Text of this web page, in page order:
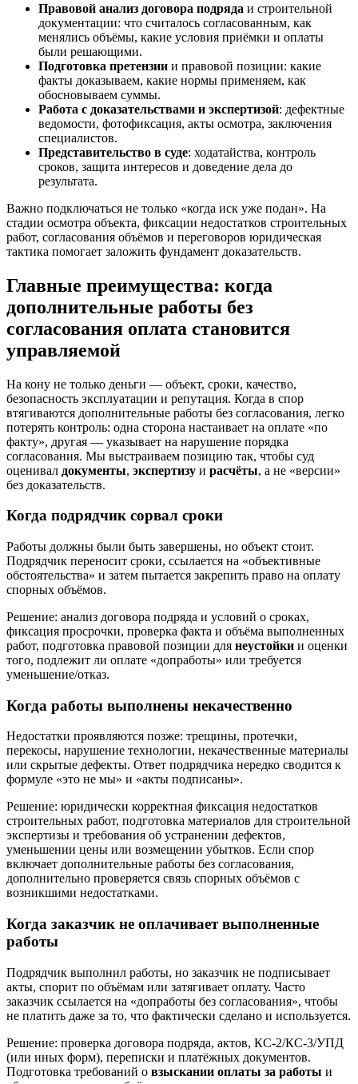
Правовой анализ договора подряда и строительной
документации: что считалось согласованным, как
менялись объёмы, какие условия приёмки и оплаты
были решающими.
Подготовка претензии и правовой позиции: какие
факты доказываем, какие нормы применяем, как
обосновываем суммы.
Работа с доказательствами и экспертизой: дефектные
ведомости, фотофиксация, акты осмотра, заключения
специалистов.
Представительство в суде: ходатайства, контроль
сроков, защита интересов и доведение дела до
результата.
Важно подключаться не только «когда иск уже подан». На
стадии осмотра объекта, фиксации недостатков строительных
работ, согласования объёмов и переговоров юридическая
тактика помогает заложить фундамент доказательств.
Главные преимущества: когда
дополнительные работы без
согласования оплата становится
управляемой
На кону не только деньги — объект, сроки, качество,
безопасность эксплуатации и репутация. Когда в спор
втягиваются дополнительные работы без согласования, легко
потерять контроль: одна сторона настаивает на оплате «по
факту», другая — указывает на нарушение порядка
согласования. Мы выстраиваем позицию так, чтобы суд
оценивал документы, экспертизу и расчёты, а не «версии»
без доказательств.
Когда подрядчик сорвал сроки
Работы должны были быть завершены, но объект стоит.
Подрядчик переносит сроки, ссылается на «объективные
обстоятельства» и затем пытается закрепить право на оплату
спорных объёмов.
Решение: анализ договора подряда и условий о сроках,
фиксация просрочки, проверка факта и объёма выполненных
работ, подготовка правовой позиции для неустойки и оценки
того, подлежит ли оплате «допработы» или требуется
уменьшение/отказ.
Когда работы выполнены некачественно
Недостатки проявляются позже: трещины, протечки,
перекосы, нарушение технологии, некачественные материалы
или скрытые дефекты. Ответ подрядчика нередко сводится к
формуле «это не мы» и «акты подписаны».
Решение: юридически корректная фиксация недостатков
строительных работ, подготовка материалов для строительной
экспертизы и требования об устранении дефектов,
уменьшении цены или возмещении убытков. Если спор
включает дополнительные работы без согласования,
дополнительно проверяется связь спорных объёмов с
возникшими недостатками.
Когда заказчик не оплачивает выполненные
работы
Подрядчик выполнил работы, но заказчик не подписывает
акты, спорит по объёмам или затягивает оплату. Часто
заказчик ссылается на «допработы без согласования», чтобы
не платить даже за то, что фактически сделано и используется.
Решение: проверка договора подряда, актов, КС-2/КС-3/УПД
(или иных форм), переписки и платёжных документов.
Подготовка требований о взыскании оплаты за работы и